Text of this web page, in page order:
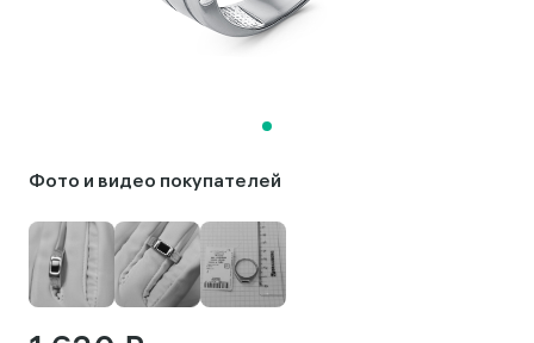
Фото и видео покупателей